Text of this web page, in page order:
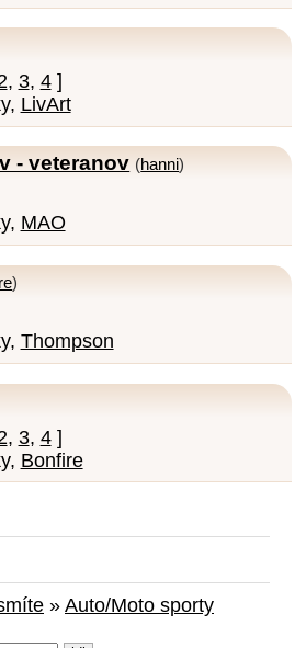
, 3, 4]
LivArt
- veteranov (hanni)
MAO
)
Thompson
, 3, 4]
Bonfire
» Auto/Moto sporty